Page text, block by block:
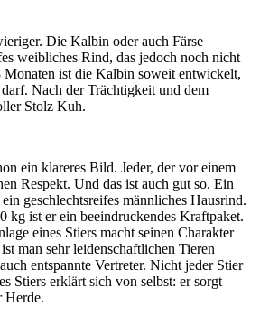
Die Kalbin oder auch Färse
weibliches Rind, das jedoch noch nicht
ist die Kalbin soweit entwickelt,
Nach der Trächtigkeit und dem
Stolz Kuh.
ein klareres Bild. Jeder, der vor einem
Respekt. Und das ist auch gut so. Ein
geschlechtsreifes männliches Hausrind.
kg ist er ein beeindruckendes Kraftpaket.
eines Stiers macht seinen Charakter
man sehr leidenschaftlichen Tieren
entspannte Vertreter. Nicht jeder Stier
Stiers erklärt sich von selbst: er sorgt
Herde.